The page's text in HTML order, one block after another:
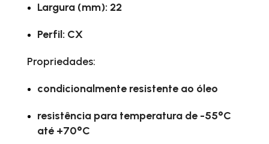
Largura (mm): 22
Perfil: CX
Propriedades:
condicionalmente resistente ao óleo
resistência para temperatura de -55°C
até +70°C